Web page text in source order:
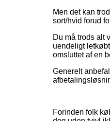
Men det kan
sort/hvid forud
Du må trods alt
uendeligt
omsluttet af en
Generelt
Forinden folk